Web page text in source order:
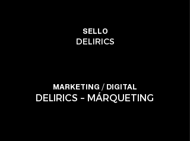
SELLO
DELIRICS
MARKETING / DIGITAL
DELIRICS – MÁRQUETING